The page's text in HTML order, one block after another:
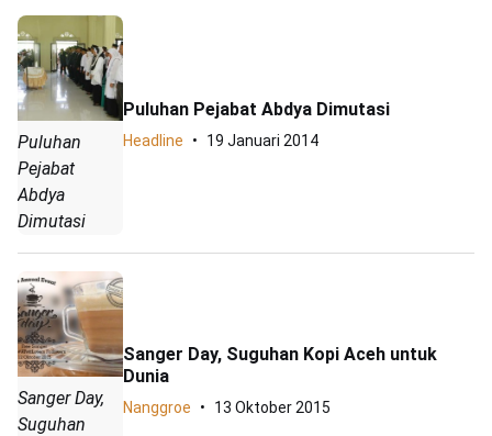
Puluhan
Pejabat
Abdya
Dimutasi
Puluhan Pejabat Abdya Dimutasi
Headline 19 Januari 2014
Sanger Day,
Suguhan
Sanger Day, Suguhan Kopi Aceh untuk
Dunia
Nanggroe 13 Oktober 2015